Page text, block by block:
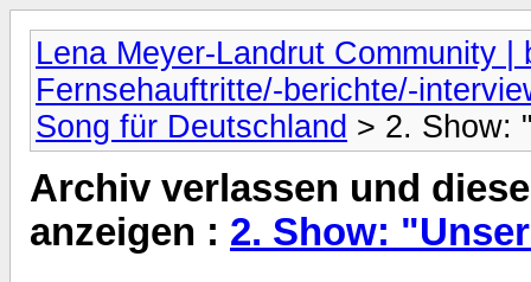
Lena Meyer-Landrut Community |
Fernsehauftritte/-berichte/-
Song für Deutschland > 2. Show:
Archiv verlassen und
anzeigen : 2. Show: